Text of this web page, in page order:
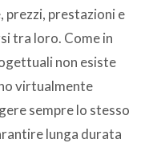
prestazioni e
tra loro. Come in
non esiste
virtualmente
sempre lo stesso
lunga durata